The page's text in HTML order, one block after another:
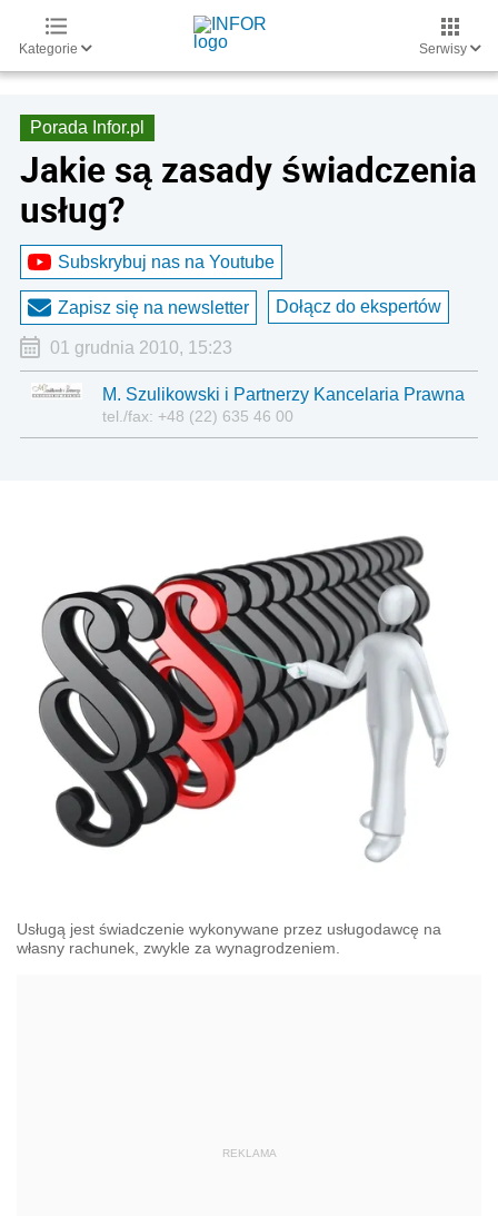
Kategorie Serwisy
Porada Infor.pl
Jakie są zasady świadczenia
usług?
Subskrybuj nas na Youtube
Zapisz się na newsletter Dołącz do ekspertów
01 grudnia 2010, 15:23
M. Szulikowski i Partnerzy Kancelaria Prawna
tel./fax: +48 (22) 635 46 00
Usługą jest świadczenie wykonywane przez usługodawcę na
własny rachunek, zwykle za wynagrodzeniem.